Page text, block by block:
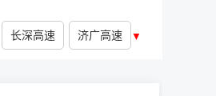
长深高速 济广高速 ▼